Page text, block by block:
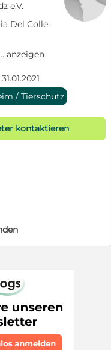
e.V.
Del Colle
anzeigen
/ Tierschutz
kontaktieren